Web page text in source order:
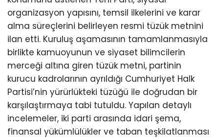
organizasyon yapısını, temsil ilkelerini ve karar
alma süreçlerini belirleyen resmi tüzük metnini
ilan etti. Kuruluş aşamasının tamamlanmasıyla
birlikte kamuoyunun ve siyaset bilimcilerin
merceği altına giren tüzük metni, partinin
kurucu kadrolarının ayrıldığı Cumhuriyet Halk
Partisi’nin yürürlükteki tüzüğü ile doğrudan bir
karşılaştırmaya tabi tutuldu. Yapılan detaylı
incelemeler, iki parti arasında idari şema,
finansal yükümlülükler ve taban teşkilatlanması